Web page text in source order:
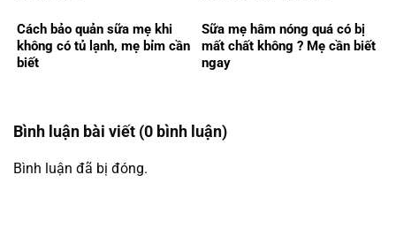
Cách bảo quản sữa mẹ khi
không có tủ lạnh, mẹ bỉm cần
biết
Sữa mẹ hâm nóng quá có bị
mất chất không ? Mẹ cần biết
ngay
Bình luận bài viết (0 bình luận)
Bình luận đã bị đóng.